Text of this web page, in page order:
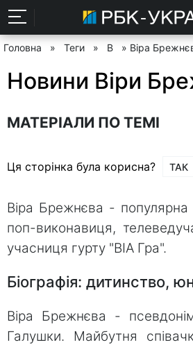
Головна » Теги » В » Віра
Новини Віри
МАТЕРІАЛИ ПО ТЕМІ
Ця сторінка була корисна? ТАК
Віра Брежнєва - популярна
поп-виконавиця,
учасниця гурту "ВІА Гра".
Біографія: дитинство,
Віра Брежнєва - псевдонім
Галушки. Майбутня